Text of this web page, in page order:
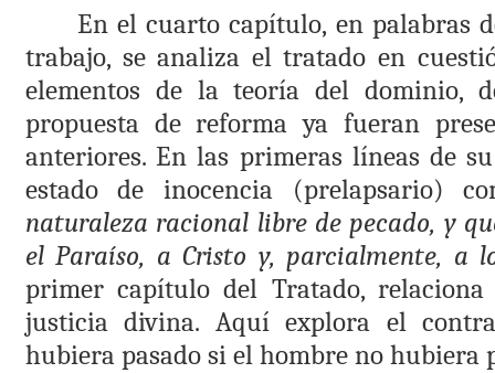
En el cuarto capítulo, en palabras
trabajo, se analiza el tratado en
elementos de la teoría del dominio,
propuesta de reforma ya fueran
anteriores. En las primeras líneas de
estado de inocencia (prelapsario)
naturaleza racional libre de pecado, y
el Paraíso, a Cristo y, parcialmente, a
primer capítulo del Tratado, relaciona
justicia divina. Aquí explora el
hubiera pasado si el hombre no hubiera